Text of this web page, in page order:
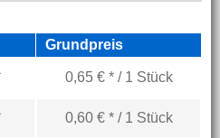
Grundpreis
0,65 € * / 1 Stück
0,60 € * / 1 Stück